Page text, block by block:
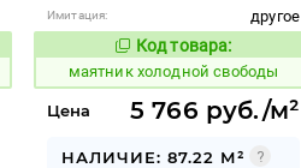
Имитация:
другое
Код товара:
936085 Код товара:
маятник холодной свободы
Цена 5 766 руб./м²
НАЛИЧИЕ: 87.22 М²